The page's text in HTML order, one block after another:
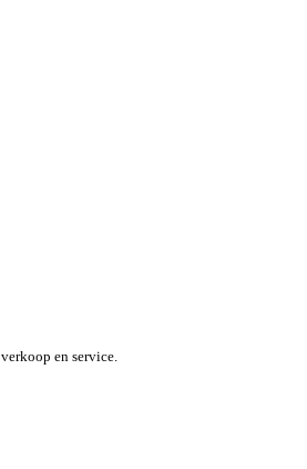
een alles-in-één field service platform.